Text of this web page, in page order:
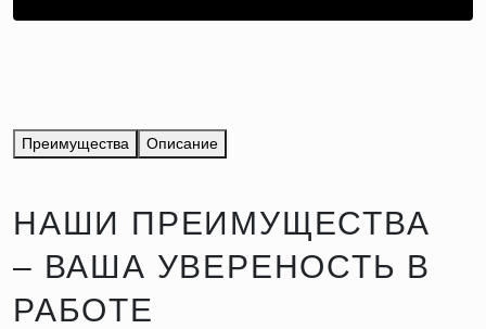
Преимущества Описание
НАШИ ПРЕИМУЩЕСТВА
– ВАША УВЕРЕНОСТЬ В
РАБОТЕ